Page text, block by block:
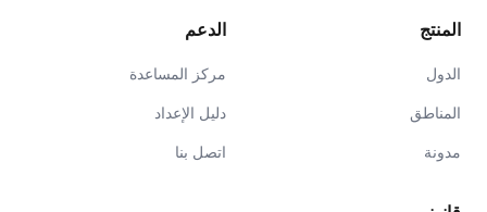
المنتج
الدول
المناطق
مدونة
الدعم
مركز المساعدة
دليل الإعداد
اتصل بنا